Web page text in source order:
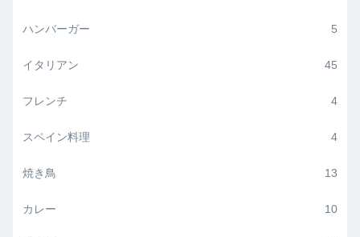
ハンバーガー 5
イタリアン 45
フレンチ 4
スペイン料理 4
焼き鳥 13
カレー 10